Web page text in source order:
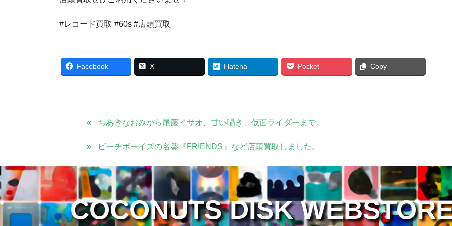
#レコード買取 #60s #店頭買取
Facebook X Hatena Pocket Copy
ちあきなおみから尾藤イサオ、甘い囁き、仮面ライダーまで。
ビーチボーイズの名盤『FRIENDS』など店頭買取しました。
COCONUTS DISK